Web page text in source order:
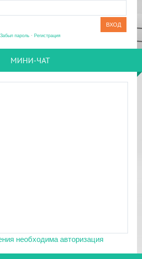
Забыл пароль· Регистрация
МИНИ-ЧАТ
необходима авторизация